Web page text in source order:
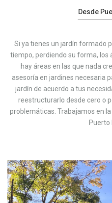
Desde
Si ya tienes un jardín formado
tiempo, perdiendo su forma, los
hay áreas en las que nada
asesoría en jardines necesaria
jardín de acuerdo a tus
reestructurarlo desde cero o
problemáticas. Trabajamos en
Puerto